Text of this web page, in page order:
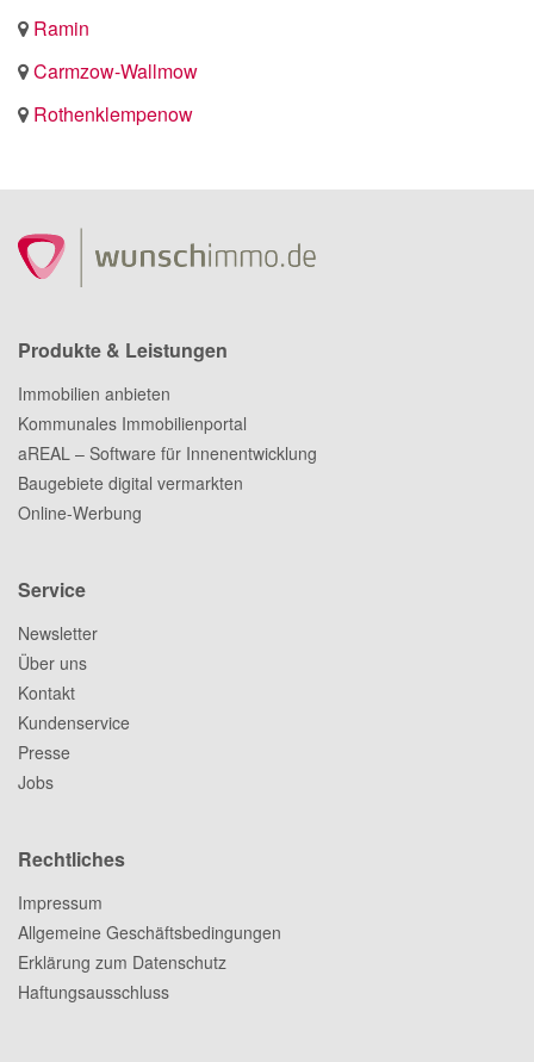
Ramin
Carmzow-Wallmow
Rothenklempenow
Produkte & Leistungen
Immobilien anbieten
Kommunales Immobilienportal
aREAL – Software für Innenentwicklung
Baugebiete digital vermarkten
Online-Werbung
Service
Newsletter
Über uns
Kontakt
Kundenservice
Presse
Jobs
Rechtliches
Impressum
Allgemeine Geschäftsbedingungen
Erklärung zum Datenschutz
Haftungsausschluss